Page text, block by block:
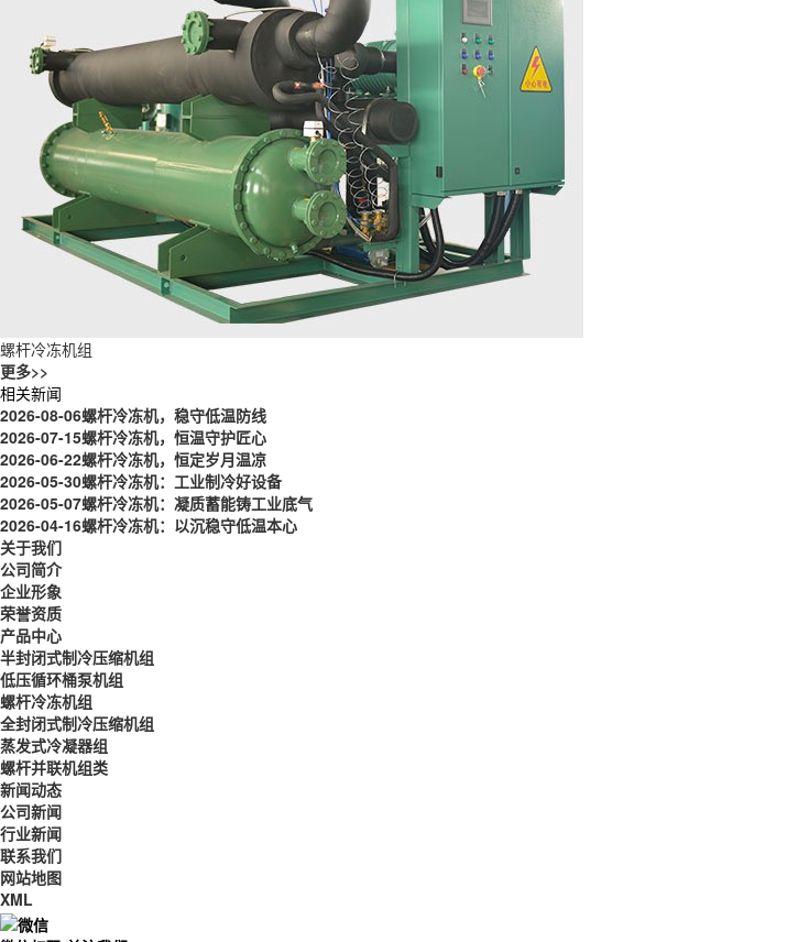
螺杆冷冻机组
更多>>
相关新闻
2026-08-06螺杆冷冻机，稳守低温防线
2026-07-15螺杆冷冻机，恒温守护匠心
2026-06-22螺杆冷冻机，恒定岁月温凉
2026-05-30螺杆冷冻机：工业制冷好设备
2026-05-07螺杆冷冻机：凝质蓄能铸工业底气
2026-04-16螺杆冷冻机：以沉稳守低温本心
关于我们
公司简介
企业形象
荣誉资质
产品中心
半封闭式制冷压缩机组
低压循环桶泵机组
螺杆冷冻机组
全封闭式制冷压缩机组
蒸发式冷凝器组
螺杆并联机组类
新闻动态
公司新闻
行业新闻
联系我们
网站地图
XML